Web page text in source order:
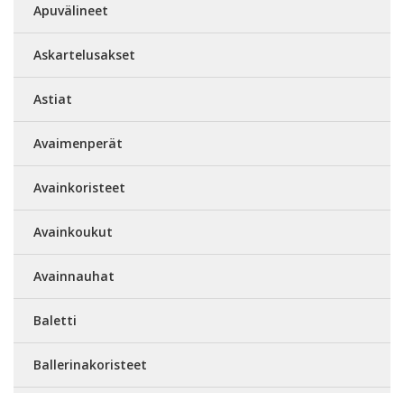
Apuvälineet
Askartelusakset
Astiat
Avaimenperät
Avainkoristeet
Avainkoukut
Avainnauhat
Baletti
Ballerinakoristeet